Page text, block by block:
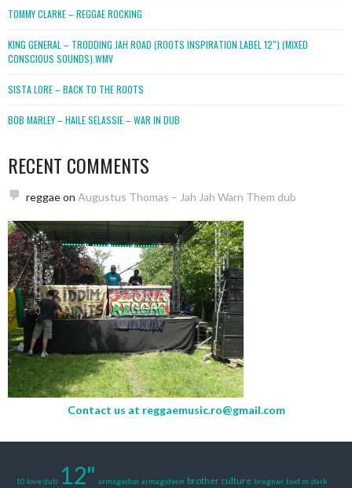
TOMMY CLARKE – REGGAE ROCKING
KING GENERAL – TRODDING JAH ROAD (ROOTS INSPIRATION LABEL 12″) (MIXED
CONSCIOUS SOUNDS).WMV
SISTA LORE – BACK TO THE ROOTS
BOB MARLEY – HAILE SELASSIE – WAR IN DUB
RECENT COMMENTS
reggaeon Augustus Thomas – Jah Jah Warn Them dub
Contact us at reggaemusic.ro@gmail.com
10 love dub 12" armagedon armagideon brother culture brugner bud m dark